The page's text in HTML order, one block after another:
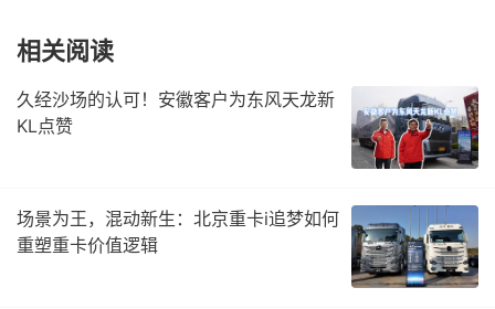
相关阅读
久经沙场的认可！安徽客户为东风天龙新
KL点赞
场景为王，混动新生：北京重卡i追梦如何
重塑重卡价值逻辑